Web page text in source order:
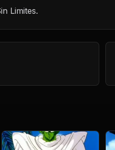
Limites.